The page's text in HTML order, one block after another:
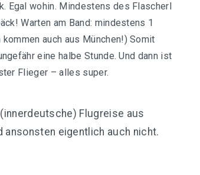
Egal wohin. Mindestens des Flascherl
Warten am Band: mindestens 1
auch aus München!) Somit
eine halbe Stunde. Und dann ist
Flieger – alles super.
Flugreise aus
ansonsten eigentlich auch nicht.